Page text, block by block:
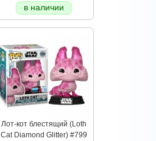
в наличии
Лот-кот блестящий (Loth
Cat Diamond Glitter) #799